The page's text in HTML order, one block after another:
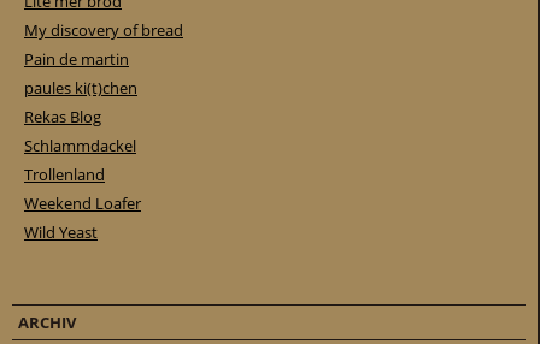
My discovery of bread
Pain de martin
paules ki(t)chen
Rekas Blog
Schlammdackel
Trollenland
Weekend Loafer
Wild Yeast
ARCHIV